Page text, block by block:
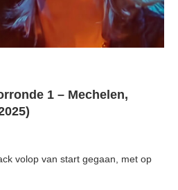
1 – Mechelen,
volop van start gegaan, met op